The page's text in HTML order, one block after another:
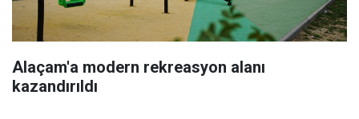
Alaçam'a modern rekreasyon alanı
kazandırıldı